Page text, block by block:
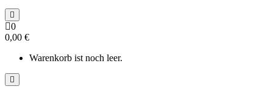
0
0,00 €
Warenkorb ist noch leer.